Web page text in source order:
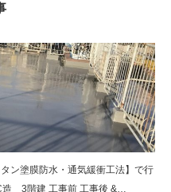
ン塗膜防水・通気緩衝工法】で行
造 3階建 工事前 工事後 &…